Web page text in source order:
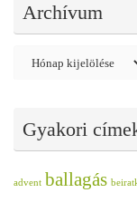
Archívum
Archívum
Gyakori
advent ballagás